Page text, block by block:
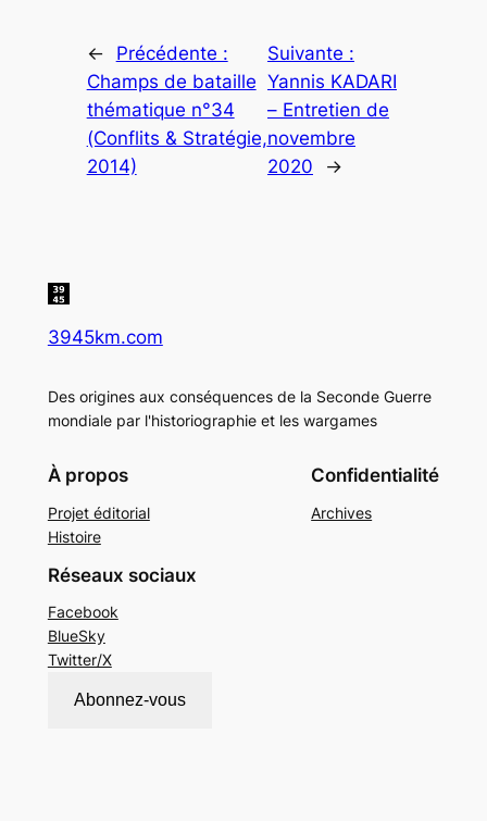
←
Précédente :
Champs de bataille
thématique n°34
(Conflits & Stratégie,
2014)
Suivante :
Yannis KADARI
– Entretien de
novembre
2020
→
3945km.com
Des origines aux conséquences de la Seconde Guerre
mondiale par l'historiographie et les wargames
À propos
Projet éditorial
Histoire
Confidentialité
Archives
Réseaux sociaux
Facebook
BlueSky
Twitter/X
Abonnez-vous